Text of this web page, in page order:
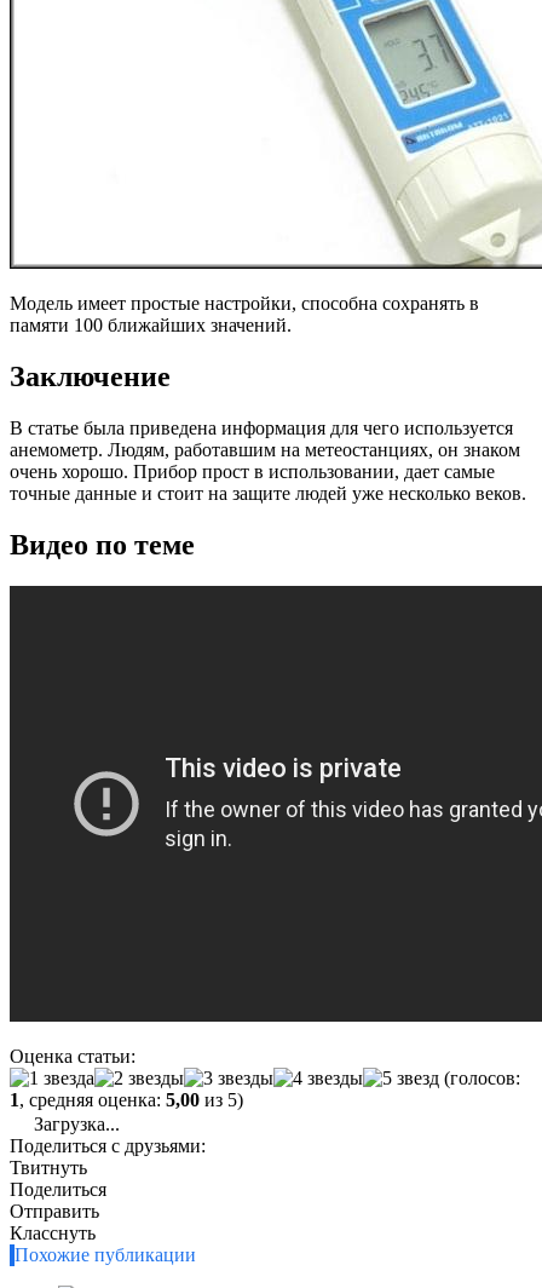
Модель имеет простые настройки, способна сохранять в
памяти 100 ближайших значений.
Заключение
В статье была приведена информация для чего используется
анемометр. Людям, работавшим на метеостанциях, он знаком
очень хорошо. Прибор прост в использовании, дает самые
точные данные и стоит на защите людей уже несколько веков.
Видео по теме
Оценка статьи:
(голосов:
1, средняя оценка: 5,00 из 5)
Загрузка...
Поделиться с друзьями:
Твитнуть
Поделиться
Отправить
Класснуть
Похожие публикации